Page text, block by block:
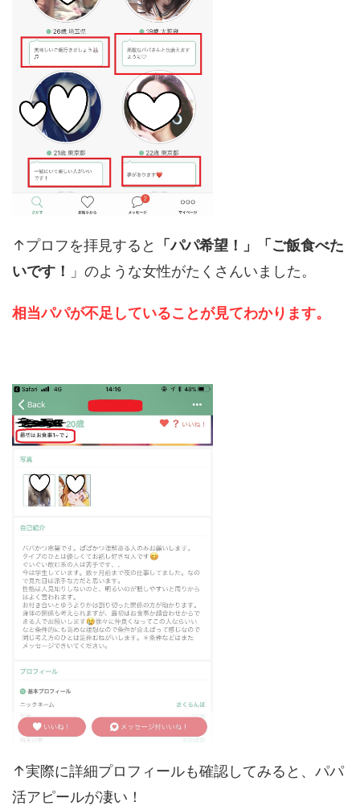
↑プロフを拝見すると
「パパ希望！」「ご飯食べた
いです！
」のような女性がたくさんいました。
相当パパが不足していることが見てわかります。
↑実際に詳細プロフィールも確認してみると、パパ
活アピールが凄い！